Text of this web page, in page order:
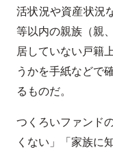
活状況や資産状況
等以内の親族（親
居していない戸籍
うかを手紙などで
るものだ。
つくろいファンド
くない」「家族に